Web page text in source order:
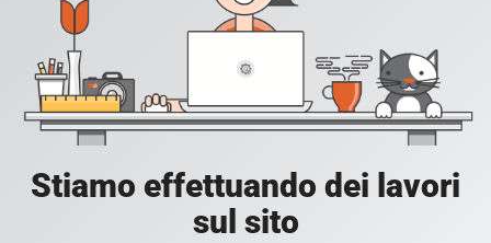
Stiamo effettuando dei lavori
sul sito